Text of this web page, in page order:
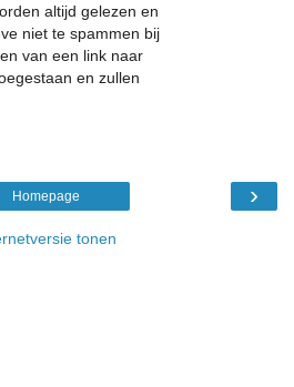
altijd gelezen en
niet te spammen bij
van een link naar
en zullen
›
Homepage
tonen